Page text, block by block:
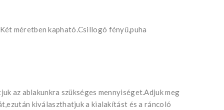
méretben kapható.Csillogó fényű,puha
az ablakunkra szükséges mennyiséget.Adjuk meg
kiválaszthatjuk a kialakítást és a ráncoló